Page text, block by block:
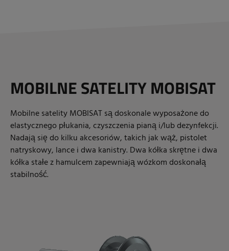
MOBILNE SATELITY MOBISAT
Mobilne satelity MOBISAT są doskonale wyposażone do
elastycznego płukania, czyszczenia pianą i/lub dezynfekcji.
Nadają się do kilku akcesoriów, takich jak wąż, pistolet
natryskowy, lance i dwa kanistry. Dwa kółka skrętne i dwa
kółka stałe z hamulcem zapewniają wózkom doskonałą
stabilność.